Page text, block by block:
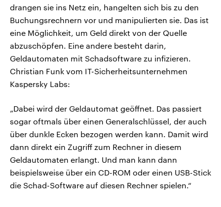
drangen sie ins Netz ein, hangelten sich bis zu den
Buchungsrechnern vor und manipulierten sie. Das ist
eine Möglichkeit, um Geld direkt von der Quelle
abzuschöpfen. Eine andere besteht darin,
Geldautomaten mit Schadsoftware zu infizieren.
Christian Funk vom IT-Sicherheitsunternehmen
Kaspersky Labs:
„Dabei wird der Geldautomat geöffnet. Das passiert
sogar oftmals über einen Generalschlüssel, der auch
über dunkle Ecken bezogen werden kann. Damit wird
dann direkt ein Zugriff zum Rechner in diesem
Geldautomaten erlangt. Und man kann dann
beispielsweise über ein CD-ROM oder einen USB-Stick
die Schad-Software auf diesen Rechner spielen.“